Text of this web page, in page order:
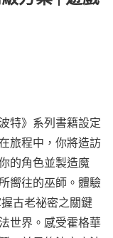
特》系列書籍設定
旅程中，你將造訪
的角色並製造魔
嚮往的巫師。體驗
古老祕密之關鍵
世界。感受霍格華